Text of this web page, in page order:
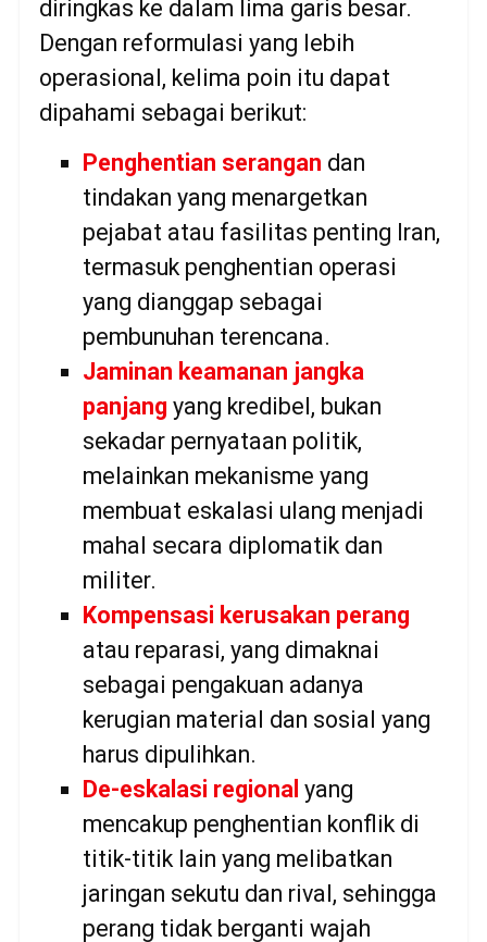
diringkas ke dalam lima garis besar.
Dengan reformulasi yang lebih
operasional, kelima poin itu dapat
dipahami sebagai berikut:
Penghentian serangan dan
tindakan yang menargetkan
pejabat atau fasilitas penting Iran,
termasuk penghentian operasi
yang dianggap sebagai
pembunuhan terencana.
Jaminan keamanan jangka
panjang yang kredibel, bukan
sekadar pernyataan politik,
melainkan mekanisme yang
membuat eskalasi ulang menjadi
mahal secara diplomatik dan
militer.
Kompensasi kerusakan perang
atau reparasi, yang dimaknai
sebagai pengakuan adanya
kerugian material dan sosial yang
harus dipulihkan.
De-eskalasi regional yang
mencakup penghentian konflik di
titik-titik lain yang melibatkan
jaringan sekutu dan rival, sehingga
perang tidak berganti wajah